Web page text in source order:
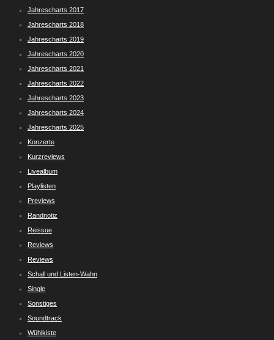
Jahrescharts 2017
Jahrescharts 2018
Jahrescharts 2019
Jahrescharts 2020
Jahrescharts 2021
Jahrescharts 2022
Jahrescharts 2023
Jahrescharts 2024
Jahrescharts 2025
Konzerte
Kurzreviews
Livealbum
Playlisten
Previews
Randnotiz
Reissue
Reviews
Reviews
Schall und Listen-Wahn
Single
Sonstiges
Soundtrack
Wühlkiste